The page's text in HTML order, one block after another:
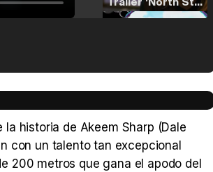
Tráiler 'Vida perra' (2026)
la historia de Akeem Sharp (Dale
con un talento tan excepcional
200 metros que gana el apodo del